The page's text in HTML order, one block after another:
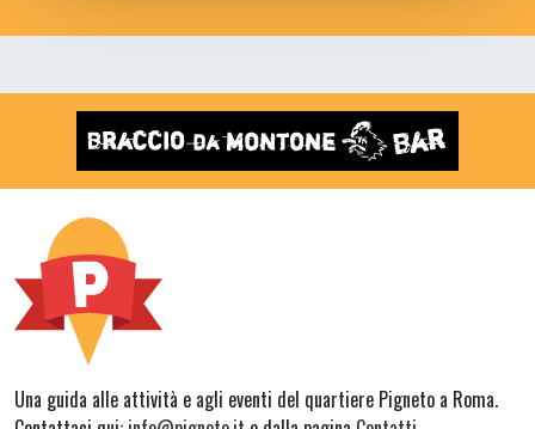
Una guida alle attività e agli eventi del quartiere Pigneto a Roma.